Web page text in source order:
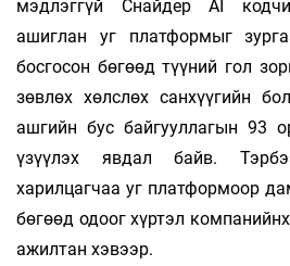
мэдлэггүй Снайдер AI
ашиглан уг платформыг
босгосон бөгөөд түүний гол
зөвлөх хөлслөх санхүүгийн
ашгийн бус байгууллагын 93
үзүүлэх явдал байв.
харилцагчаа уг платформоор
бөгөөд одоог хүртэл
ажилтан хэвээр.